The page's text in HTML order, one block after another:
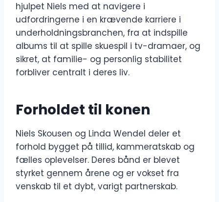
hjulpet Niels med at navigere i
udfordringerne i en krævende karriere i
underholdningsbranchen, fra at indspille
albums til at spille skuespil i tv-dramaer, og
sikret, at familie- og personlig stabilitet
forbliver centralt i deres liv.
Forholdet til konen
Niels Skousen og Linda Wendel deler et
forhold bygget på tillid, kammeratskab og
fælles oplevelser. Deres bånd er blevet
styrket gennem årene og er vokset fra
venskab til et dybt, varigt partnerskab.